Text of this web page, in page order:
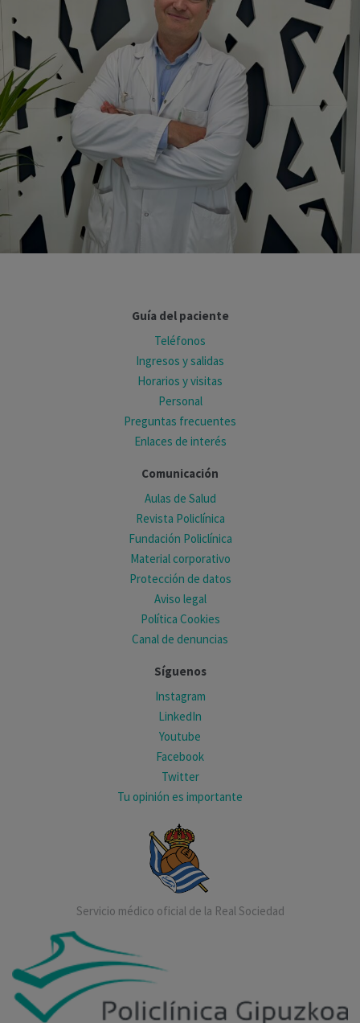
Guía del paciente
Teléfonos
Ingresos y salidas
Horarios y visitas
Personal
Preguntas frecuentes
Enlaces de interés
Comunicación
Aulas de Salud
Revista Policlínica
Fundación Policlínica
Material corporativo
Protección de datos
Aviso legal
Política Cookies
Canal de denuncias
Síguenos
Instagram
LinkedIn
Youtube
Facebook
Twitter
Tu opinión es importante
Servicio médico oficial de la Real Sociedad